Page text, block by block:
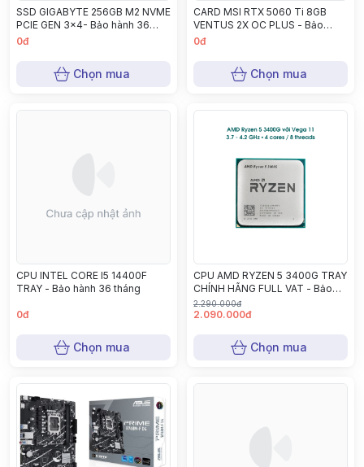
SSD GIGABYTE 256GB M2 NVME
PCIE GEN 3x4- Bảo hành 36
tháng
0đ
Chọn mua
CARD MSI RTX 5060 Ti 8GB
VENTUS 2X OC PLUS - Bảo
hành 36 tháng
0đ
Chọn mua
CPU INTEL CORE I5 14400F
TRAY - Bảo hành 36 tháng
0đ
Chọn mua
CPU AMD RYZEN 5 3400G TRAY
CHÍNH HÃNG FULL VAT - Bảo
hành 36 tháng
2.290.000đ
2.090.000đ
Chọn mua